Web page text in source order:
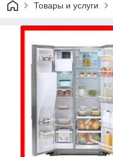
Товары и услуги